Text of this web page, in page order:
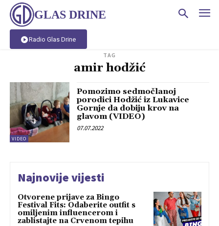
GLAS DRINE
Radio Glas Drine
TAG
amir hodžić
VIDEO
Pomozimo sedmočlanoj
porodici Hodžić iz Lukavice
Gornje da dobiju krov na
glavom (VIDEO)
07.07.2022
Najnovije vijesti
Otvorene prijave za Bingo
Festival Fits: Odaberite outfit s
omiljenim influencerom i
zablistajte na Crvenom tepihu